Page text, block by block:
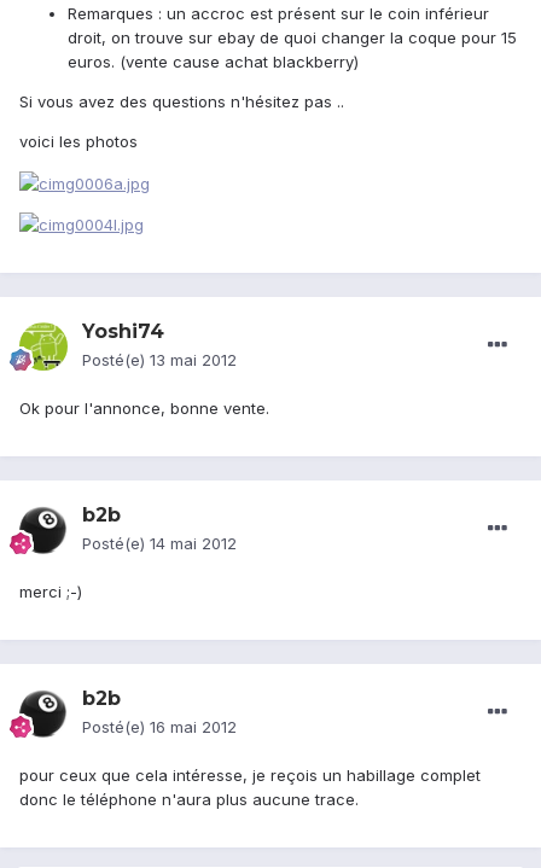
Remarques : un accroc est présent sur le coin inférieur
droit, on trouve sur ebay de quoi changer la coque pour 15
euros. (vente cause achat blackberry)
Si vous avez des questions n'hésitez pas ..
voici les photos
Yoshi74
Posté(e) 13 mai 2012
Ok pour l'annonce, bonne vente.
b2b
Posté(e) 14 mai 2012
merci ;-)
b2b
Posté(e) 16 mai 2012
pour ceux que cela intéresse, je reçois un habillage complet
donc le téléphone n'aura plus aucune trace.